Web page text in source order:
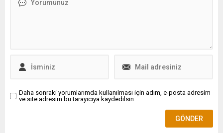
unvanla mezun olduğu
Daha sonraki yorumlarımda kullanılması için adım, e-posta adresim
ve site adresim bu tarayıcıya kaydedilsin.